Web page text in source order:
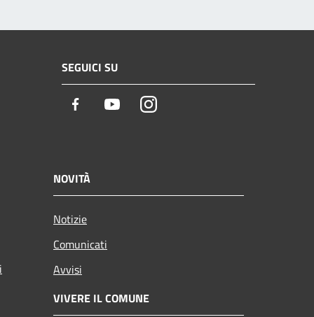
SEGUICI SU
Facebook YoutubeInstagram
NOVITÀ
Notizie
Comunicati
Avvisi
VIVERE IL COMUNE